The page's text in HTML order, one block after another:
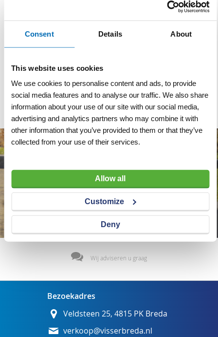
Consent Details About
This website uses cookies
We use cookies to personalise content and ads, to provide
social media features and to analyse our traffic. We also share
information about your use of our site with our social media,
advertising and analytics partners who may combine it with
other information that you’ve provided to them or that they’ve
collected from your use of their services.
Allow all
Customize
Deny
Vijl halfrond 10" basterd
Artnr y15420 excl. btw
€ 12,30
Vijl fijn basterd 25 cm
Artnr y15422 excl. btw
€ 15,30
Wij adviseren u graag
Bezoekadres
Veldsteen 25, 4815 PK Breda
verkoop@visserbreda.nl